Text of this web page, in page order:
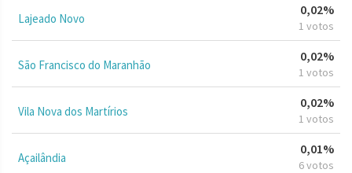
Lajeado Novo
0,02%
1 votos
São Francisco do Maranhão
0,02%
1 votos
Vila Nova dos Martírios
0,02%
1 votos
Açailândia
0,01%
6 votos